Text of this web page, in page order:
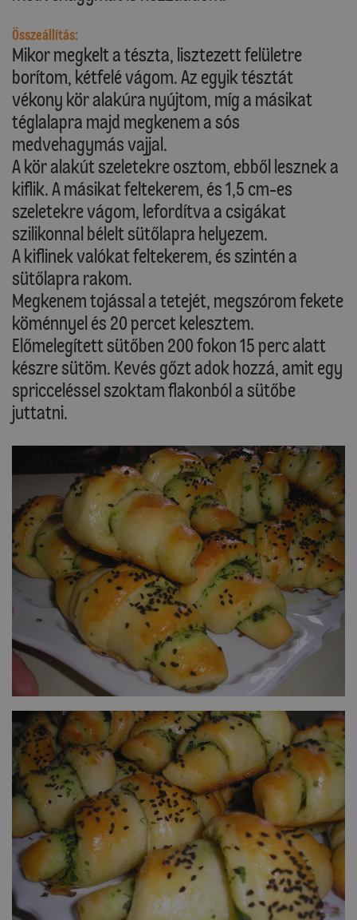
Összeállítás:
Mikor megkelt a tészta, lisztezett felületre
borítom, kétfelé vágom. Az egyik tésztát
vékony kör alakúra nyújtom, míg a másikat
téglalapra majd megkenem a sós
medvehagymás vajjal.
A kör alakút szeletekre osztom, ebből lesznek a
kiflik. A másikat feltekerem, és 1,5 cm-es
szeletekre vágom, lefordítva a csigákat
szilikonnal bélelt sütőlapra helyezem.
A kiflinek valókat feltekerem, és szintén a
sütőlapra rakom.
Megkenem tojással a tetejét, megszórom fekete
köménnyel és 20 percet kelesztem.
Előmelegített sütőben 200 fokon 15 perc alatt
készre sütöm. Kevés gőzt adok hozzá, amit egy
spricceléssel szoktam flakonból a sütőbe
juttatni.